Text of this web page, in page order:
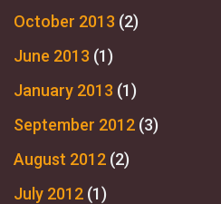
October 2013 (2)
June 2013 (1)
January 2013 (1)
September 2012 (3)
August 2012 (2)
July 2012 (1)